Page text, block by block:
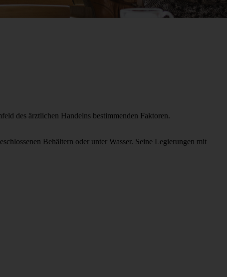
des ärztlichen Handelns bestimmenden Faktoren.
Behältern oder unter Wasser. Seine Legierungen mit